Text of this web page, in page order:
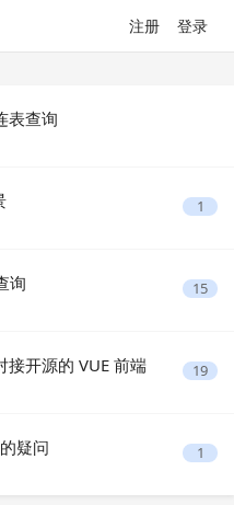
注册 登录
表查询
1
询 15
接开源的 VUE 前端 19
疑问 1